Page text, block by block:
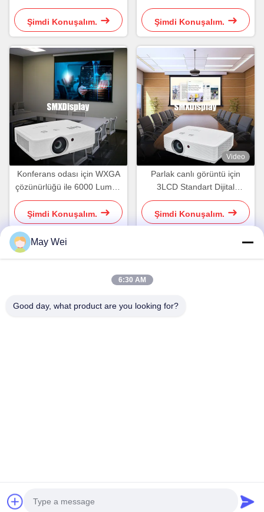
For Classroom
Şimdi Konuşalım.
Simülasyon Projesi için
WUXGA ile
Şimdi Konuşalım.
Konferans odası için WXGA
çözünürlüğü ile 6000 Lumen
Multiple Media Projector
Şimdi Konuşalım.
Video
Parlak canlı görüntü için
3LCD Standart Dijital
Multimedia Projekörü
WUXGA 5500 Lumen
Şimdi Konuşalım.
Adres
projeksiyonu Tedarikçi. Telif hakkı © 2025-2026 Shenzhen SMX
Display Technology Co., Ltd. - Tüm haklar saklıdır.
May Wei
6:30 AM
Good day, what product are you looking for?